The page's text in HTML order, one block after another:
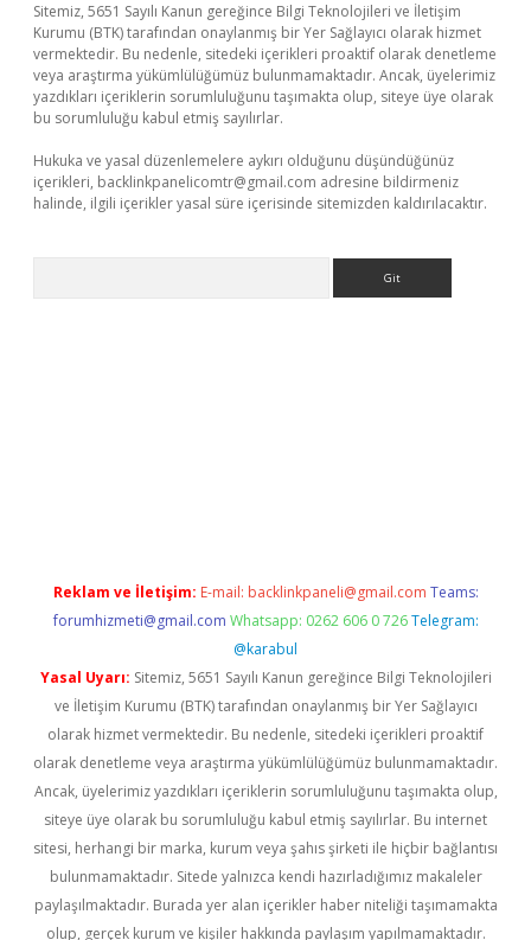
Sitemiz, 5651 Sayılı Kanun gereğince Bilgi Teknolojileri ve İletişim
Kurumu (BTK) tarafından onaylanmış bir Yer Sağlayıcı olarak hizmet
vermektedir. Bu nedenle, sitedeki içerikleri proaktif olarak denetleme
veya araştırma yükümlülüğümüz bulunmamaktadır. Ancak, üyelerimiz
yazdıkları içeriklerin sorumluluğunu taşımakta olup, siteye üye olarak
bu sorumluluğu kabul etmiş sayılırlar.
Hukuka ve yasal düzenlemelere aykırı olduğunu düşündüğünüz
içerikleri, backlinkpanelicomtr@gmail.com adresine bildirmeniz
halinde, ilgili içerikler yasal süre içerisinde sitemizden kaldırılacaktır.
Reklam ve İletişim: E-mail: backlinkpaneli@gmail.com Teams:
forumhizmeti@gmail.com Whatsapp: 0262 606 0 726 Telegram:
@karabul
Yasal Uyarı: Sitemiz, 5651 Sayılı Kanun gereğince Bilgi Teknolojileri
ve İletişim Kurumu (BTK) tarafından onaylanmış bir Yer Sağlayıcı
olarak hizmet vermektedir. Bu nedenle, sitedeki içerikleri proaktif
olarak denetleme veya araştırma yükümlülüğümüz bulunmamaktadır.
Ancak, üyelerimiz yazdıkları içeriklerin sorumluluğunu taşımakta olup,
siteye üye olarak bu sorumluluğu kabul etmiş sayılırlar. Bu internet
sitesi, herhangi bir marka, kurum veya şahıs şirketi ile hiçbir bağlantısı
bulunmamaktadır. Sitede yalnızca kendi hazırladığımız makaleler
paylaşılmaktadır. Burada yer alan içerikler haber niteliği taşımamakta
olup, gerçek kurum ve kişiler hakkında paylaşım yapılmamaktadır.